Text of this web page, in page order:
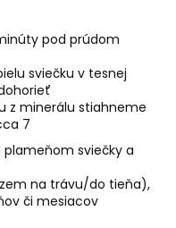
pod prúdom
sviečku v tesnej
z minerálu stiahneme
7
sviečky a
na trávu/do tieňa),
či mesiacov